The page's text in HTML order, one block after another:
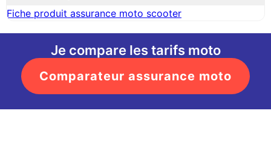
Fiche produit assurance moto scooter
Je compare les tarifs moto
Comparateur assurance moto